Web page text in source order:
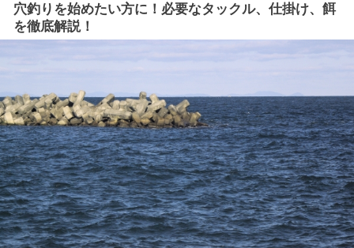
穴釣りを始めたい方に！必要なタックル、仕掛け、餌
を徹底解説！